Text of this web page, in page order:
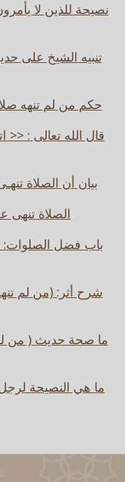
نصيحة للذين لا
تنبيه الشيخ على
حكم من لم تنهه
قال الله تعالى :
بيان أن الصلاة
الصلاة تنهى
باب فضل الصلوات:
شرح أثر: (من لم
ما صحة حديث ( من
ما هي النصيحة